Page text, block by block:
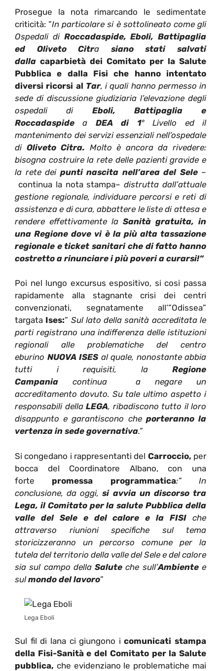
Prosegue la nota rimarcando le sedimentate
criticità: ”In particolare si è sottolineato come gli
Ospedali di Roccadaspide, Eboli, Battipaglia
ed Oliveto Citra siano stati salvati
dalla caparbietà dei Comitato per la Salute
Pubblica e dalla Fisi che hanno intentato
diversi ricorsi al Tar, i quali hanno permesso in
sede di discussione giudiziaria l’elevazione degli
ospedali di Eboli, Battipaglia e
Roccadaspide a DEA di 1° Livello ed il
mantenimento dei servizi essenziali nell’ospedale
di Oliveto Citra. Molto è ancora da rivedere:
bisogna costruire la rete delle pazienti gravide e
la rete dei punti nascita nell’area del Sele–
continua la nota stampa– distrutta dall’attuale
gestione regionale, individuare percorsi e reti di
assistenza e di cura, abbattere le liste di attesa e
rendere effettivamente la Sanità gratuita, in
una Regione dove vi è la più alta tassazione
regionale e ticket sanitari che di fatto hanno
costretto a rinunciare i più poveri a curarsi!“
Poi nel lungo excursus espositivo, si cosi passa
rapidamente alla stagnante crisi dei centri
convenzionati, segnatamente all’”Odissea”
targata Ises:” Sul lato della sanità accreditata le
parti registrano una indifferenza delle istituzioni
regionali alle problematiche del centro
eburino NUOVA ISES al quale, nonostante abbia
tutti i requisiti, la Regione
Campania continua a negare un
accreditamento dovuto. Su tale ultimo aspetto i
responsabili della LEGA, ribadiscono tutto il loro
disappunto e garantiscono che porteranno la
vertenza in sede governativa.”
Si congedano i rappresentanti del Carroccio, per
bocca del Coordinatore Albano, con una
forte promessa programmatica:” In
conclusione, da oggi,si avvia un discorso tra
Lega, il Comitato per la salute Pubblica della
valle del Sele e del calore e la FISI che
attraverso riunioni specifiche sul tema
storicizzeranno un percorso comune per la
tutela del territorio della valle del Sele e del calore
sia sul campo dellaSalute che sull’Ambientee
sulmondo del lavoro”
Lega Eboli
Sul fil di lana ci giungono icomunicati stampa
della Fisi-Sanità e del Comitato per la Salute
pubblica, che evidenziano le problematiche mai